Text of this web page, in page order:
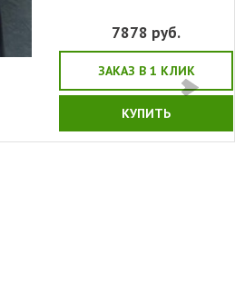
7878 руб.
ЗАКАЗ В 1 КЛИК
КУПИТЬ